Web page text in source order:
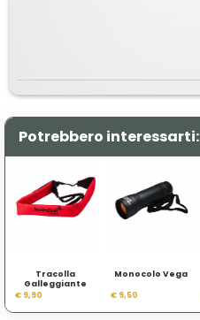
Potrebbero interessarti:
Tracolla
Galleggiante
Levenhuk FS10
€ 9,90
Monocolo Vega
€ 9,50